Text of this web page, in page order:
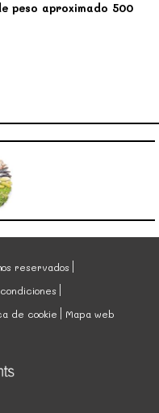
peso aproximado 500
reservados
de cookie Mapa web